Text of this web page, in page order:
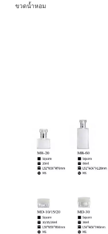
ขวดน้ำหอม